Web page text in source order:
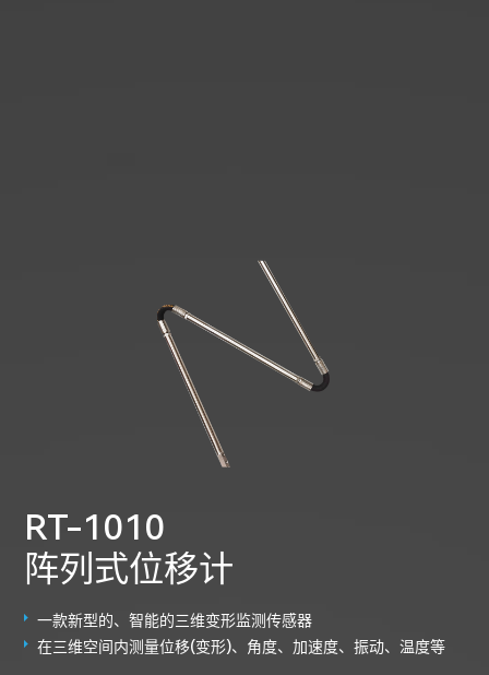
RT-1010
阵列式位移计
一款新型的、智能的三维变形监测传感器
在三维空间内测量位移(变形)、角度、加速度、振动、温度等